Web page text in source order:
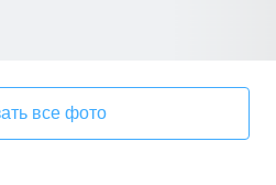
все фото